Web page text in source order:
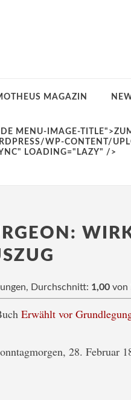
MAGAZIN
Durchschnitt: 1,00 von
Erwählt vor
28. Februar